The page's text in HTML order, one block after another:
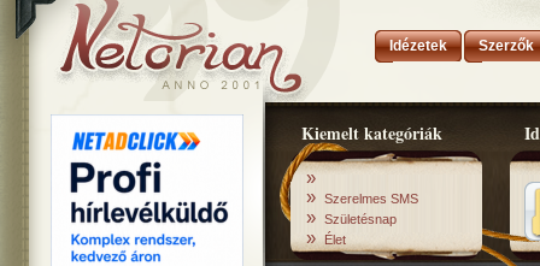
Idézetek Szerzők
Kiemelt kategóriák
»
» Szerelmes SMS
» Születésnap
» Élet